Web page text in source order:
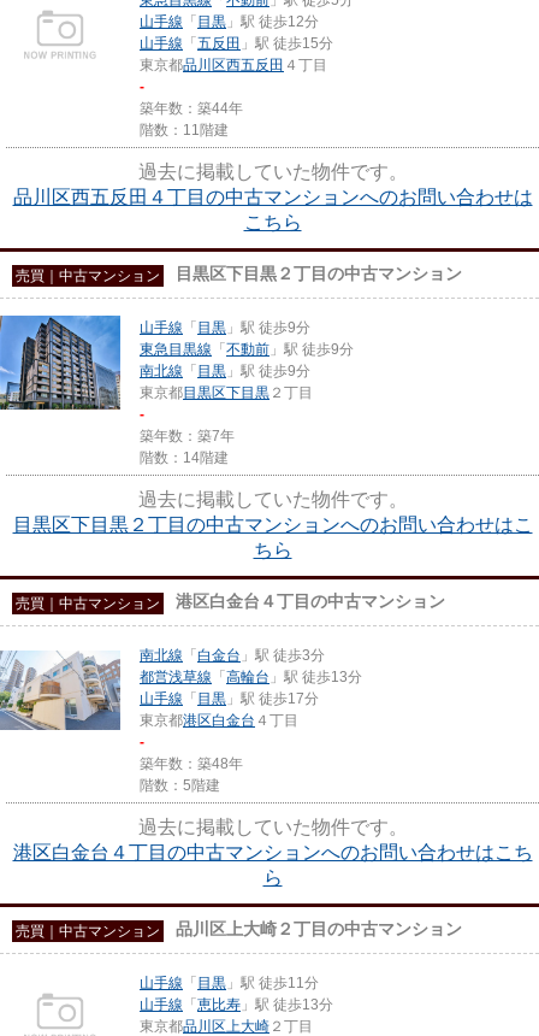
山手線 「目黒 」駅 徒歩12分
山手線 「五反田 」駅 徒歩15分
東京都品川区西五反田 ４丁目
-
築年数：築44年
階数：11階建
過去に掲載していた物件です。
品川区西五反田４丁目の中古マンションへのお問い合わせは
こちら
売買｜中古マンション 目黒区下目黒２丁目の中古マンション
山手線 「目黒 」駅 徒歩9分
東急目黒線 「不動前 」駅 徒歩9分
南北線 「目黒 」駅 徒歩9分
東京都目黒区下目黒 ２丁目
-
築年数：築7年
階数：14階建
過去に掲載していた物件です。
目黒区下目黒２丁目の中古マンションへのお問い合わせはこ
ちら
売買｜中古マンション 港区白金台４丁目の中古マンション
南北線 「白金台 」駅 徒歩3分
都営浅草線 「高輪台 」駅 徒歩13分
山手線 「目黒 」駅 徒歩17分
東京都港区白金台 ４丁目
-
築年数：築48年
階数：5階建
過去に掲載していた物件です。
港区白金台４丁目の中古マンションへのお問い合わせはこち
ら
売買｜中古マンション 品川区上大崎２丁目の中古マンション
山手線 「目黒 」駅 徒歩11分
山手線 「恵比寿 」駅 徒歩13分
東京都品川区 上大崎 ２丁目